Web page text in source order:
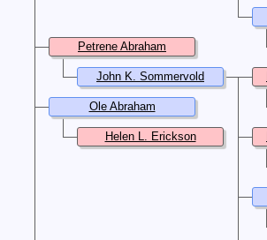
Petrene Abraham
John K. Sommervold
Ole Abraham
Helen L. Erickson